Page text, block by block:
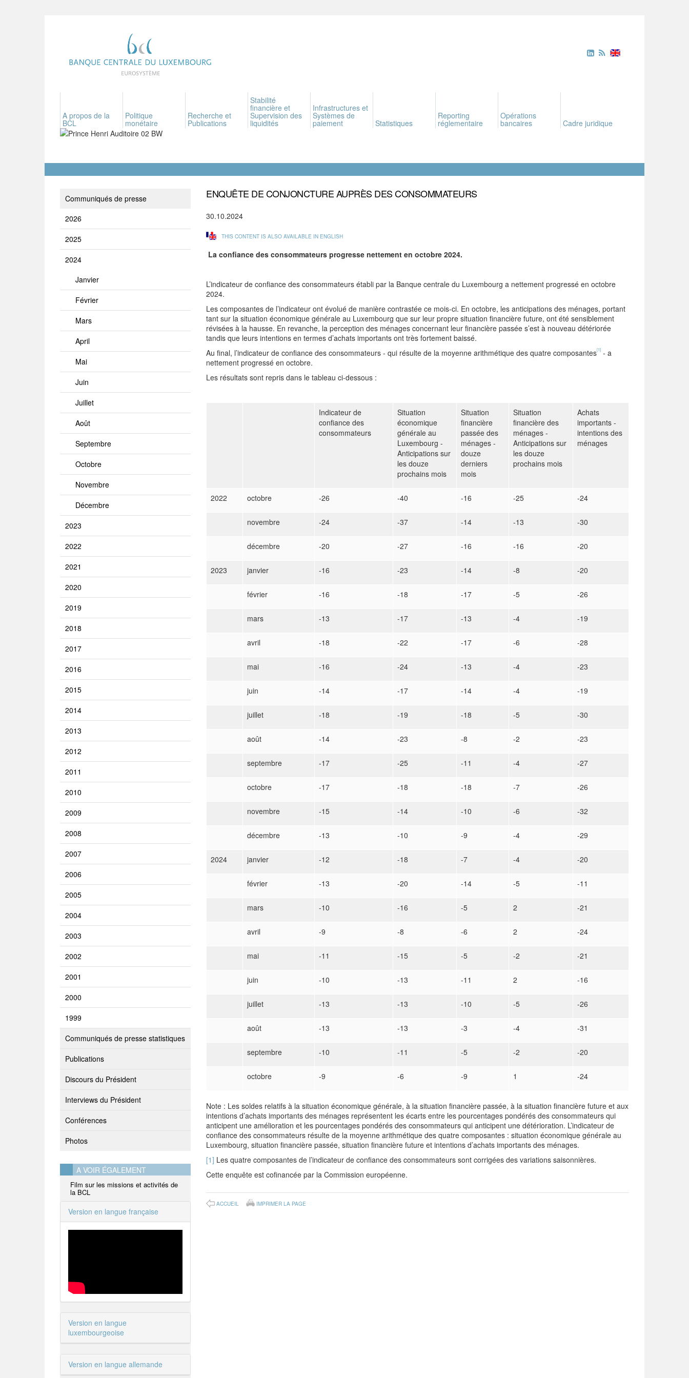
A propos de la
BCL
Politique
monétaire
Recherche et
Publications
Stabilité
financière et
Supervision des
liquidités
Infrastructures et
Systèmes de
paiement Statistiques
Reporting
réglementaire
Opérations
bancaires Cadre juridique
Communiqués de presse
2026
2025
2024
Janvier
Février
Mars
April
Mai
Juin
Juillet
Août
Septembre
Octobre
Novembre
Décembre
2023
2022
2021
2020
2019
2018
2017
2016
2015
2014
2013
2012
2011
2010
2009
2008
2007
2006
2005
2004
2003
2002
2001
2000
1999
Communiqués de presse statistiques
Publications
Discours du Président
Interviews du Président
Conférences
Photos
A VOIR ÉGALEMENT
Film sur les missions et activités de
la BCL
Version en langue française
Version en langue
luxembourgeoise
Version en langue allemande
ENQUÊTE DE CONJONCTURE AUPRÈS DES CONSOMMATEURS
30.10.2024
THIS CONTENT IS ALSO AVAILABLE IN ENGLISH
La confiance des consommateurs progresse nettement en octobre 2024.
L’indicateur de confiance des consommateurs établi par la Banque centrale du Luxembourg a nettement progressé en octobre
2024.
Les composantes de l’indicateur ont évolué de manière contrastée ce mois-ci. En octobre, les anticipations des ménages, portant
tant sur la situation économique générale au Luxembourg que sur leur propre situation financière future, ont été sensiblement
révisées à la hausse. En revanche, la perception des ménages concernant leur financière passée s’est à nouveau détériorée
tandis que leurs intentions en termes d’achats importants ont très fortement baissé.
Au final, l’indicateur de confiance des consommateurs - qui résulte de la moyenne arithmétique des quatre composantes[1] - a
nettement progressé en octobre.
Les résultats sont repris dans le tableau ci-dessous :
Indicateur de
confiance des
consommateurs
Situation
économique
générale au
Luxembourg -
Anticipations sur
les douze
prochains mois
Situation
financière
passée des
ménages -
douze
derniers
mois
Situation
financière des
ménages -
Anticipations sur
les douze
prochains mois
Achats
importants -
intentions des
ménages
2022 octobre -26 -40 -16 -25 -24
novembre -24 -37 -14 -13 -30
décembre -20 -27 -16 -16 -20
2023 janvier -16 -23 -14 -8 -20
février -16 -18 -17 -5 -26
mars -13 -17 -13 -4 -19
avril -18 -22 -17 -6 -28
mai -16 -24 -13 -4 -23
juin -14 -17 -14 -4 -19
juillet -18 -19 -18 -5 -30
août -14 -23 -8 -2 -23
septembre -17 -25 -11 -4 -27
octobre -17 -18 -18 -7 -26
novembre -15 -14 -10 -6 -32
décembre -13 -10 -9 -4 -29
2024 janvier -12 -18 -7 -4 -20
février -13 -20 -14 -5 -11
mars -10 -16 -5 2 -21
avril -9 -8 -6 2 -24
mai -11 -15 -5 -2 -21
juin -10 -13 -11 2 -16
juillet -13 -13 -10 -5 -26
août -13 -13 -3 -4 -31
septembre -10 -11 -5 -2 -20
octobre -9 -6 -9 1 -24
Note : Les soldes relatifs à la situation économique générale, à la situation financière passée, à la situation financière future et aux
intentions d’achats importants des ménages représentent les écarts entre les pourcentages pondérés des consommateurs qui
anticipent une amélioration et les pourcentages pondérés des consommateurs qui anticipent une détérioration. L’indicateur de
confiance des consommateurs résulte de la moyenne arithmétique des quatre composantes : situation économique générale au
Luxembourg, situation financière passée, situation financière future et intentions d’achats importants des ménages.
[1] Les quatre composantes de l’indicateur de confiance des consommateurs sont corrigées des variations saisonnières.
Cette enquête est cofinancée par la Commission européenne.
ACCUEIL IMPRIMER LA PAGE